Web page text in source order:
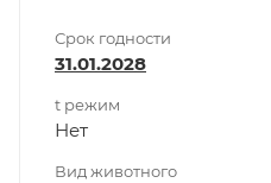
Срок годности
31.01.2028
t режим
Нет
Вид животного